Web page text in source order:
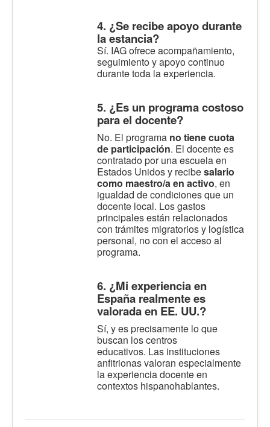
4. ¿Se recibe apoyo durante
la estancia?
Sí. IAG ofrece acompañamiento,
seguimiento y apoyo continuo
durante toda la experiencia.
5. ¿Es un programa costoso
para el docente?
No. El programa no tiene cuota
de participación. El docente es
contratado por una escuela en
Estados Unidos y recibesalario
como maestro/a en activo, en
igualdad de condiciones que un
docente local. Los gastos
principales están relacionados
con trámites migratorios y logística
personal, no con el acceso al
programa.
6. ¿Mi experiencia en
España realmente es
valorada en EE. UU.?
Sí, y es precisamente lo que
buscan los centros
educativos. Las instituciones
anfitrionas valoran especialmente
la experiencia docente en
contextos hispanohablantes.